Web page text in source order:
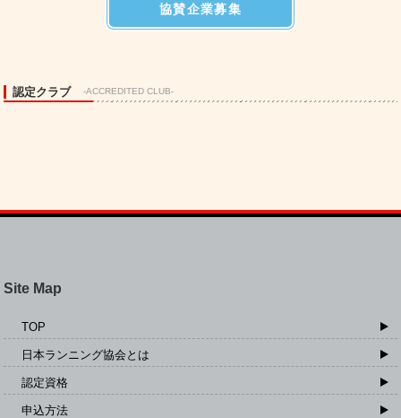
協賛企業募集
認定クラブ -ACCREDITED CLUB-
Site Map
TOP
日本ランニング協会とは
認定資格
申込方法